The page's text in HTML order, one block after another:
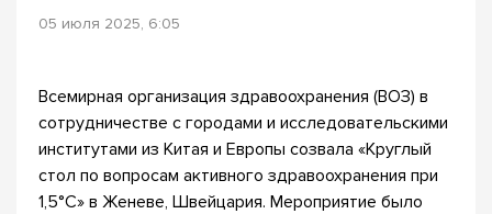
05 июля 2025, 6:05
Всемирная организация здравоохранения (ВОЗ) в
сотрудничестве с городами и исследовательскими
институтами из Китая и Европы созвала «Круглый
стол по вопросам активного здравоохранения при
1,5°C» в Женеве, Швейцария. Мероприятие было